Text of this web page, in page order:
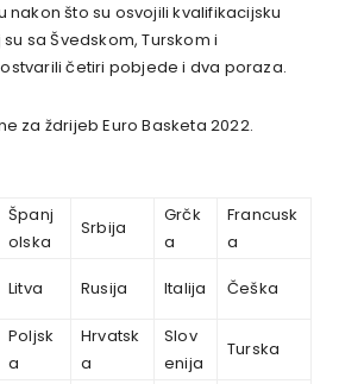
nakon što su osvojili kvalifikacijsku
sa Švedskom, Turskom i
četiri pobjede i dva poraza.
za ždrijeb Euro Basketa 2022.
Španj
olska
Srbija
Grčk
a
Francusk
a
Litva Rusija Italija Češka
Poljsk
a
Hrvatsk
a
Slov
enija
Turska